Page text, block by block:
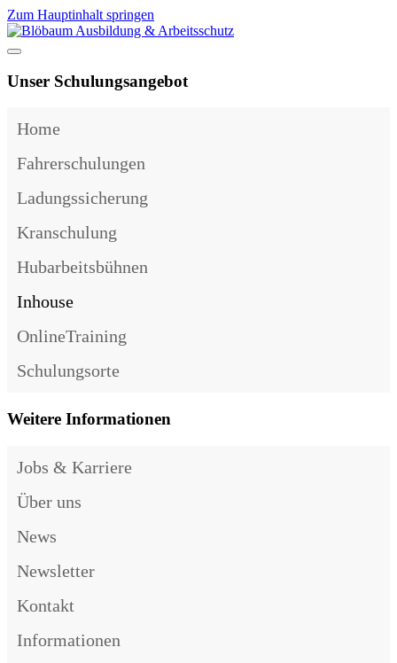
Zum Hauptinhalt springen
Unser Schulungsangebot
Home
Fahrerschulungen
Ladungssicherung
Kranschulung
Hubarbeitsbühnen
Inhouse
OnlineTraining
Schulungsorte
Weitere Informationen
Jobs & Karriere
Über uns
News
Newsletter
Kontakt
Informationen